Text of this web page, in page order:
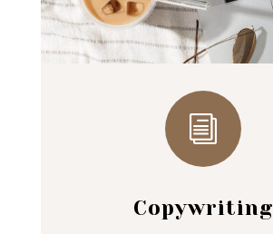
i
Copywriting